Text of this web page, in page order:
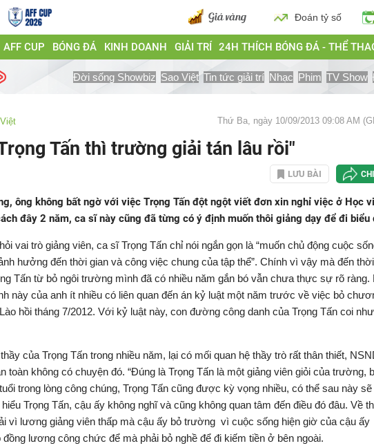
Đoán tỷ số
AFF CUP BÓNG ĐÁ KINH DOANH GIẢI TRÍ 24H THÍCH BÓNG ĐÁ - THỂ
Đời sống Showbiz Sao Việt Tin tức giải trí Nhạc Phim TV Show
Thứ Ba, ngày 10/09/2013 09:08 AM
Tấn thì trường giải tán lâu rồi"
LƯU BÀI
ông không bất ngờ với việc Trọng Tấn đột ngột viết đơn xin nghỉ việc ở Học
đây 2 năm, ca sĩ này cũng đã từng có ý định muốn thôi giảng dạy để đi biểu
vai trò giảng viên, ca sĩ Trọng Tấn chỉ nói ngắn gọn là “muốn chủ động cuộc
hưởng đến thời gian và công việc chung của tập thể”. Chính vì vậy mà đến
Tấn từ bỏ ngôi trường mình đã có nhiều năm gắn bó vẫn chưa thực sự rõ ràng.
này của anh ít nhiều có liên quan đến án kỷ luật một năm trước về việc bỏ
hồi tháng 7/2012. Với kỷ luật này, con đường công danh của Trọng Tấn coi
của Trọng Tấn trong nhiều năm, lại có mối quan hệ thầy trò rất thân thiết,
toàn không có chuyện đó. “Đúng là Trọng Tấn là một giảng viên giỏi của trường,
trong lòng công chúng, Trọng Tấn cũng được kỳ vọng nhiều, có thể sau này sẽ
Trọng Tấn, cậu ấy không nghĩ và cũng không quan tâm đến điều đó đâu. Về
vì lương giảng viên thấp mà cậu ấy bỏ trường vì cuộc sống hiện giờ của cậu ấy
lương công chức để mà phải bỏ nghề để đi kiếm tiền ở bên ngoài.